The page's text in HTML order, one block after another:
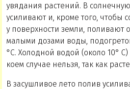
увядания растений. В
усиливают и, кроме того, чтобы
у поверхности земли, поливают
малыми дозами воды,
°С. Холодной водой (около 10°
коем случае нельзя, так как
В засушливое лето полив